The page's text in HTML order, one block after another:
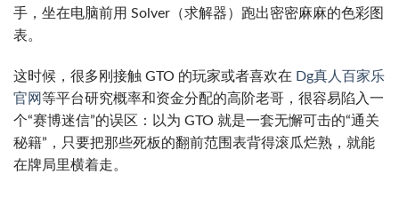
手，坐在电脑前用 Solver（求解器）跑出密密麻麻的色彩图
表。
这时候，很多刚接触 GTO 的玩家或者喜欢在 Dg真人百家乐
官网等平台研究概率和资金分配的高阶老哥，很容易陷入一
个“赛博迷信”的误区：以为 GTO 就是一套无懈可击的“通关
秘籍”，只要把那些死板的翻前范围表背得滚瓜烂熟，就能
在牌局里横着走。